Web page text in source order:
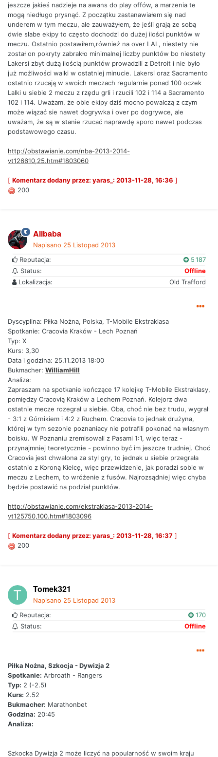
jeszcze jakieś nadzieje na awans do play offów, a marzenia te
mogą niedługo prysnąć. Z początku zastanawiałem się nad
underem w tym meczu, ale zauważyłem, że jeśli grają ze sobą
dwie słabe ekipy to często dochodzi do dużej ilości punktów w
meczu. Ostatnio postawiłem,również na over LAL, niestety nie
został on pokryty zabrakło minimalnej liczby punktów bo niestety
Lakersi zbyt dużą ilością punktów prowadzili z Detroit i nie było
już możliwości walki w ostatniej minucie. Lakersi oraz Sacramento
ostatnio rzucają w swoich meczach regularnie ponad 100 oczek
Lalki u siebie 2 meczu z rzędu grli i rzucili 102 i 114 a Sacramento
102 i 114. Uważam, że obie ekipy dziś mocno powalczą z czym
może wiązać sie nawet dogrywka i over po dogrywce, ale
uważam, że są w stanie rzucać naprawdę sporo nawet podczas
podstawowego czasu.
http://obstawianie.com/nba-2013-2014-
vt126610,25.htm#1803060
[ Komentarz dodany przez: yaras_: 2013-11-28, 16:36 ]
200
Alibaba
Napisano 25 Listopad 2013
Reputacja:
5 187
Status:
Offline
Lokalizacja:
Old Trafford
Dyscyplina: Piłka Nożna, Polska, T-Mobile Ekstraklasa
Spotkanie: Cracovia Kraków - Lech Poznań
Typ: X
Kurs: 3,30
Data i godzina: 25.11.2013 18:00
Bukmacher: WilliamHill
Analiza:
Zapraszam na spotkanie kończące 17 kolejkę T-Mobile Ekstraklasy,
pomiędzy Cracovią Kraków a Lechem Poznań. Kolejorz dwa
ostatnie mecze rozegrał u siebie. Oba, choć nie bez trudu, wygrał
- 3:1 z Górnikiem i 4:2 z Ruchem. Cracovia to jednak drużyna,
której w tym sezonie poznaniacy nie potrafili pokonać na własnym
boisku. W Poznaniu zremisowali z Pasami 1:1, więc teraz -
przynajmniej teoretycznie - powinno być im jeszcze trudniej. Choć
Cracovia jest chwalona za styl gry, to jednak u siebie przegrała
ostatnio z Koroną Kielcę, więc przewidzenie, jak poradzi sobie w
meczu z Lechem, to wróżenie z fusów. Najrozsądniej więc chyba
będzie postawić na podział punktów.
http://obstawianie.com/ekstraklasa-2013-2014-
vt125750,100.htm#1803096
[ Komentarz dodany przez: yaras_: 2013-11-28, 16:37 ]
200
Tomek321
Napisano 25 Listopad 2013
Reputacja:
170
Status:
Offline
Piłka Nożna, Szkocja - Dywizja 2
Spotkanie: Arbroath - Rangers
Typ: 2 (-2.5)
Kurs: 2.52
Bukmacher: Marathonbet
Godzina: 20:45
Analiza:
Szkocka Dywizja 2 może liczyć na popularność w swoim kraju